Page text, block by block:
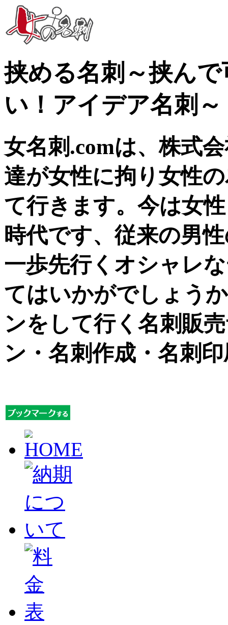
挟める名刺～挟ん
い！アイデア名刺～
女名刺.comは、株式
達が女性に拘り女性
て行きます。今は女
時代です、従来の男
一歩先行くオシャレ
てはいかがでしょう
ンをして行く名刺販
ン・名刺作成・名刺